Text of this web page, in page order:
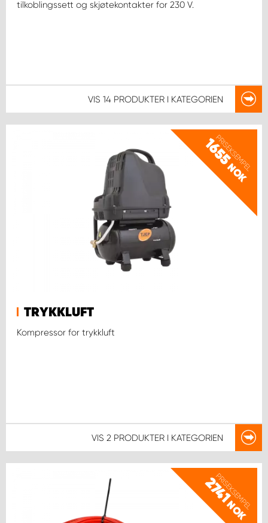
tilkoblingssett og skjøtekontakter for 230 V.
VIS 14 PRODUKTER I KATEGORIEN
PRISEKSEMPEL
1655
NOK
TRYKKLUFT
Kompressor for trykkluft
VIS 2 PRODUKTER I KATEGORIEN
PRISEKSEMPEL
2741
NOK